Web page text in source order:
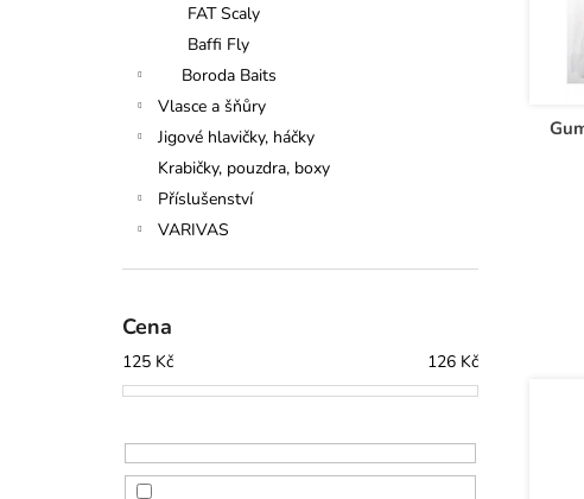
FAT Scaly
Baffi Fly
Boroda Baits
Vlasce a šňůry
Jigové hlavičky, háčky
Krabičky, pouzdra, boxy
Příslušenství
VARIVAS
Cena
125 Kč 126 Kč